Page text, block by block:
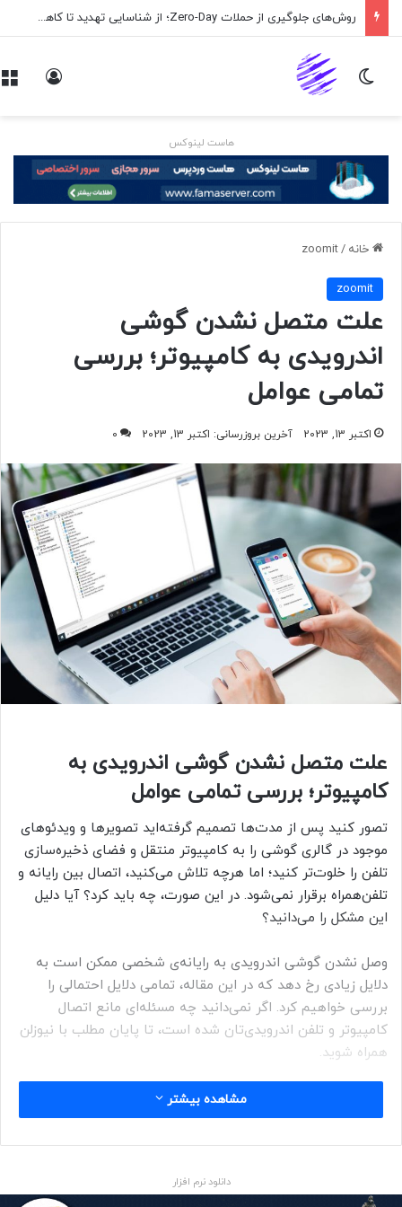
روش‌های جلوگیری از حملات Zero-Day؛ از شناسایی تهدید تا کاهش ریسک
تغییر پوسته
هاست لینوکس
خانه /
zoomit
zoomit
علت متصل نشدن گوشی
اندرویدی به کامپیوتر؛ بررسی
تمامی عوامل
اکتبر 13, 2023 آخرین بروزرسانی: اکتبر 13, 2023 0
علت متصل نشدن گوشی اندرویدی به
کامپیوتر؛ بررسی تمامی عوامل
تصور کنید پس از مدت‌ها تصمیم گرفته‌اید تصویرها و ویدئوهای
موجود در گالری گوشی را به کامپیوتر منتقل و فضای ذخیره‌سازی
تلفن را خلوت‌تر کنید؛ اما هرچه تلاش می‌کنید، اتصال بین رایانه و
تلفن‌همراه برقرار نمی‌شود. در این صورت، چه باید کرد؟ آیا دلیل
این مشکل را می‌دانید؟
وصل نشدن گوشی اندرویدی به رایانه‌ی شخصی ممکن است به
دلایل زیادی رخ دهد که در این مقاله، تمامی دلایل احتمالی را
بررسی خواهیم کرد. اگر نمی‌دانید چه مسئله‌ای مانع اتصال
کامپیوتر و تلفن اندرویدی‌تان شده است، تا پایان مطلب با نیوزلن
همراه شوید.
کپی لینک
حالت اتصال گوشی را بررسی کنید
مشاهده بیشتر
دانلود نرم افزار